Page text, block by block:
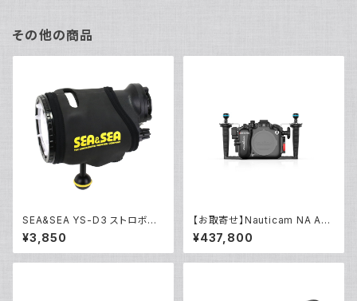
その他の商品
SEA&SEA YS-D3 ストロボカ
バー [51291]
¥3,850
【お取寄せ】Nauticam NA A6
700 [10551]
¥437,800